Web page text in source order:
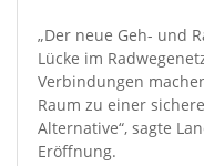
„Der neue Geh- und
Lücke im
Verbindungen
Raum zu einer
Alternative“, sagte
Eröffnung.